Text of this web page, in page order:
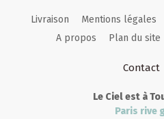
Livraison Mentions légales
A propos
Plan du site
Contact
Le Ciel est à
Paris rive